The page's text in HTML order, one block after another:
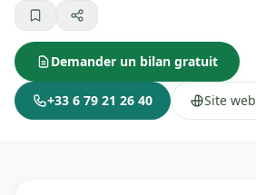
Demander un bilan gratuit
+33 6 79 21 26 40 Site web